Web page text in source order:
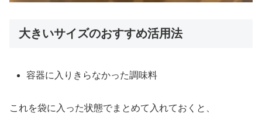
大きいサイズのおすすめ活用法
容器に入りきらなかった調味料
これを袋に入った状態でまとめて入れておくと、